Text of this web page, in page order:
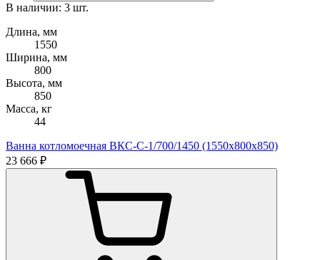
В наличии: 3 шт.
Длина, мм
1550
Ширина, мм
800
Высота, мм
850
Масса, кг
44
Ванна котломоечная ВКС-С-1/700/1450 (1550х800х850)
23 666 ₽